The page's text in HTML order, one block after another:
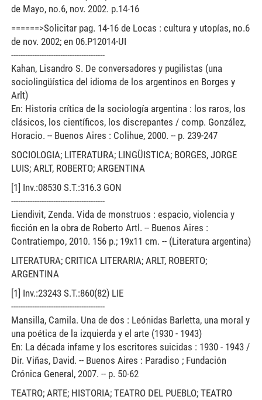
de Mayo, no.6, nov. 2002. p.14-16
======>Solicitar pag. 14-16 de Locas : cultura y utopías, no.6
de nov. 2002; en 06.P12014-UI
----------------------------------------
Kahan, Lisandro S. De conversadores y pugilistas (una
sociolingüística del idioma de los argentinos en Borges y
Arlt)
En: Historia crítica de la sociología argentina : los raros, los
clásicos, los científicos, los discrepantes / comp. González,
Horacio. -- Buenos Aires : Colihue, 2000. -- p. 239-247
SOCIOLOGIA; LITERATURA; LINGÜISTICA; BORGES, JORGE
LUIS; ARLT, ROBERTO; ARGENTINA
[1] Inv.:08530 S.T.:316.3 GON
----------------------------------------
Liendivit, Zenda. Vida de monstruos : espacio, violencia y
ficción en la obra de Roberto Artl. -- Buenos Aires :
Contratiempo, 2010. 156 p.; 19x11 cm. -- (Literatura argentina)
LITERATURA; CRITICA LITERARIA; ARLT, ROBERTO;
ARGENTINA
[1] Inv.:23243 S.T.:860(82) LIE
----------------------------------------
Mansilla, Camila. Una de dos : Leónidas Barletta, una moral y
una poética de la izquierda y el arte (1930 - 1943)
En: La década infame y los escritores suicidas : 1930 - 1943 /
Dir. Viñas, David. -- Buenos Aires : Paradiso ; Fundación
Crónica General, 2007. -- p. 50-62
TEATRO; ARTE; HISTORIA; TEATRO DEL PUEBLO; TEATRO